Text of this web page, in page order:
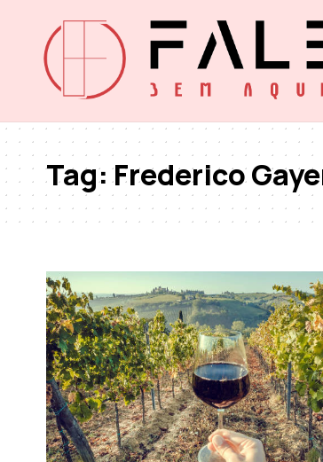
Tag:Frederico